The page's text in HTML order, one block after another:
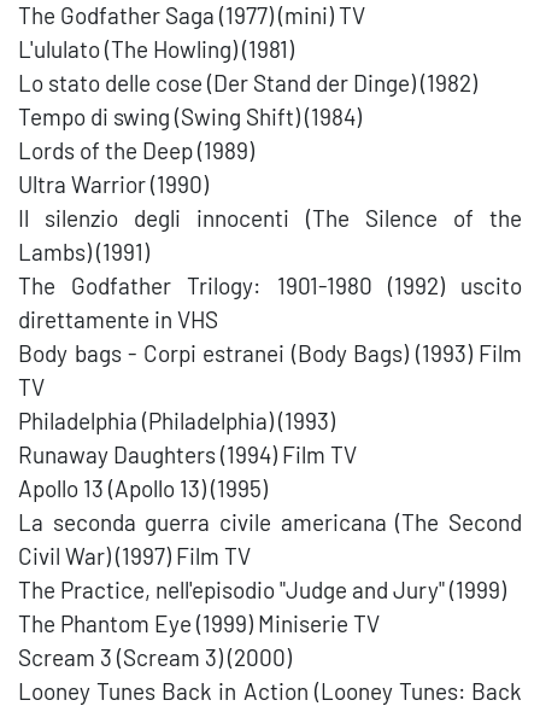
The Godfather Saga (1977) (mini) TV
L'ululato (The Howling) (1981)
Lo stato delle cose (Der Stand der Dinge) (1982)
Tempo di swing (Swing Shift) (1984)
Lords of the Deep (1989)
Ultra Warrior (1990)
Il silenzio degli innocenti (The Silence of the
Lambs) (1991)
The Godfather Trilogy: 1901-1980 (1992) uscito
direttamente in VHS
Body bags - Corpi estranei (Body Bags) (1993) Film
TV
Philadelphia (Philadelphia) (1993)
Runaway Daughters (1994) Film TV
Apollo 13 (Apollo 13) (1995)
La seconda guerra civile americana (The Second
Civil War) (1997) Film TV
The Practice, nell'episodio "Judge and Jury" (1999)
The Phantom Eye (1999) Miniserie TV
Scream 3 (Scream 3) (2000)
Looney Tunes Back in Action (Looney Tunes: Back